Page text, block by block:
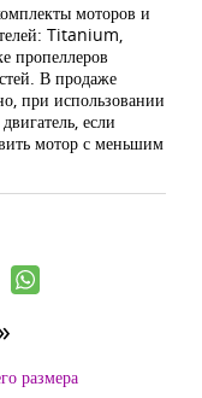
моторов и
Titanium,
пропеллеров
В продаже
при использовании
если
мотор с меньшим
размера